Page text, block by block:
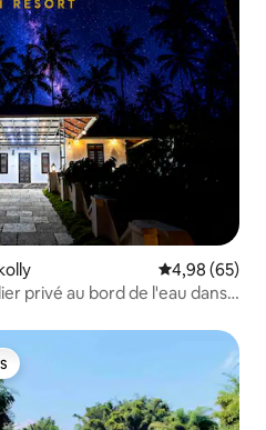
Évaluation
4,98 (65)
privé au bord de l'eau dans
plus appréciés